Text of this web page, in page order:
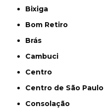
Bixiga
Bom Retiro
Brás
Cambuci
Centro
Centro de São Paulo
Consolação